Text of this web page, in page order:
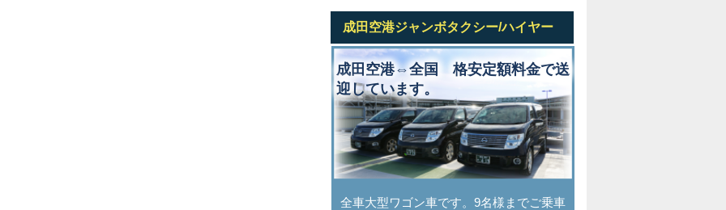
成田空港ジャンボタクシー/ハイヤー
成田空港⇔全国 格安定額料金で送
迎しています。
全車大型ワゴン車です。9名様までご乗車